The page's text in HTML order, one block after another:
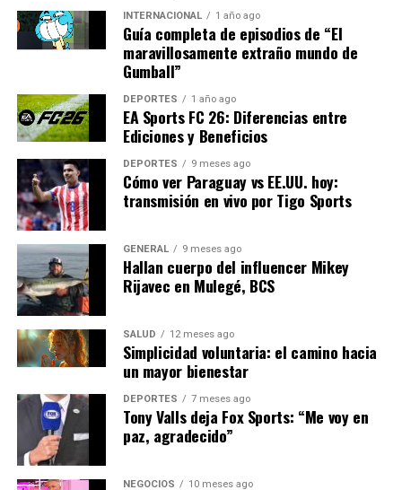
El ataque al casino Flamingos podría estar relacionado
con disputas entre grupos delictivos, según analistas de
seguridad. La violencia en la región ha obligado a las
autoridades a intensificar los operativos de seguridad,
aunque los resultados han sido limitados.
Mirando hacia el futuro
La comunidad de Culiacán espera que las recientes
investigaciones conduzcan a la captura de los
responsables y a una reducción de la violencia. Las
autoridades locales han prometido reforzar la seguridad
y trabajar en conjunto con el gobierno federal para
abordar la problemática de manera integral.
En conclusión, los recientes ataques en Culiacán
subrayan la necesidad urgente de estrategias efectivas
La colaboración entre las fuerzas de seguridad y la
comunidad será esencial para restaurar la paz en la
región.
INTERNACIONAL 1 año ago
Guía completa de episodios de “El
maravillosamente extraño mundo de
Gumball”
DEPORTES 1 año ago
EA Sports FC 26: Diferencias entre
Ediciones y Beneficios
DEPORTES 9 meses ago
Cómo ver Paraguay vs EE.UU. hoy:
transmisión en vivo por Tigo Sports
GENERAL 9 meses ago
Hallan cuerpo del influencer Mikey
Rijavec en Mulegé, BCS
SALUD 12 meses ago
Simplicidad voluntaria: el camino hacia
un mayor bienestar
DEPORTES 7 meses ago
Tony Valls deja Fox Sports: “Me voy en
paz, agradecido”
NEGOCIOS 10 meses ago